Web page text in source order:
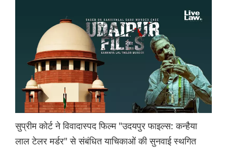
सुप्रीम कोर्ट ने विवादास्पद फिल्म "उदयपुर फाइल्स: कन्हैया
लाल टेलर मर्डर" से संबंधित याचिकाओं की सुनवाई स्थगित